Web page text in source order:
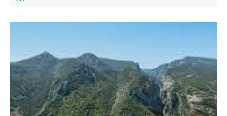
trouve le rocher de Chabrimand.